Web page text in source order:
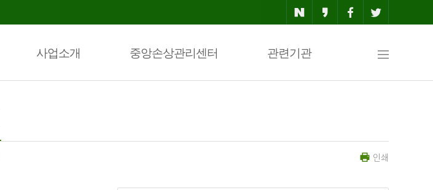
사업소개 중앙손상관리센터 관련기관
인쇄